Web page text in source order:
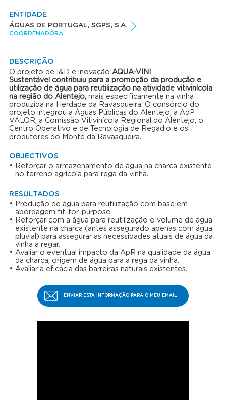
ENTIDADE
ÁGUAS DE PORTUGAL, SGPS, S.A.
COORDENADORA
DESCRIÇÃO
O projeto de I&D e inovação AQUA-VINI
Sustentável contribuiu para a promoção da produção e
utilização de água para reutilização na atividade vitivinícola
na região do Alentejo,mais especificamente na vinha
produzida na Herdade da Ravasqueira. O consórcio do
projeto integrou a Águas Públicas do Alentejo, a AdP
VALOR, a Comissão Vitivinícola Regional do Alentejo, o
Centro Operativo e de Tecnologia de Regadio e os
produtores do Monte da Ravasqueira.
OBJECTIVOS
Reforçar o armazenamento de água na charca existente
no terreno agrícola para rega da vinha.
RESULTADOS
Produção de água para reutilização com base em
abordagem fit-for-purpose.
Reforçar com a água para reutilização o volume de água
existente na charca (antes assegurado apenas com água
pluvial) para assegurar as necessidades atuais de água da
vinha a regar.
Avaliar o eventual impacto da ApR na qualidade da água
da charca, origem de água para a rega da vinha.
Avaliar a eficácia das barreiras naturais existentes.
ENVIAR ESTA INFORMAÇÃO PARA O MEU EMAIL